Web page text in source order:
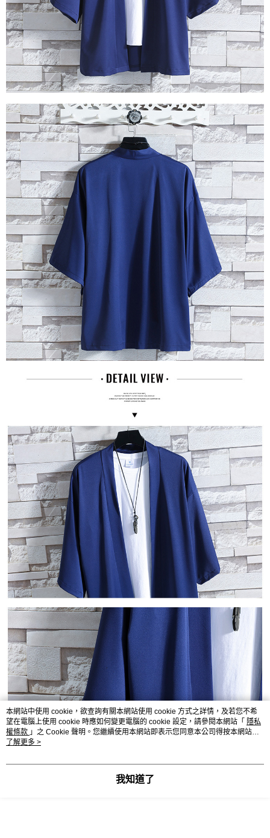
本網站中使用 cookie，欲查詢有關本網站使用 cookie 方式之詳情，及若您不希
望在電腦上使用 cookie 時應如何變更電腦的 cookie 設定，請參閱本網站「 隱私
權條款 」之 Cookie 聲明。您繼續使用本網站即表示您同意本公司得按本網站使
用條款之 Cookie 聲明使用 cookie。
了解更多 >
我知道了